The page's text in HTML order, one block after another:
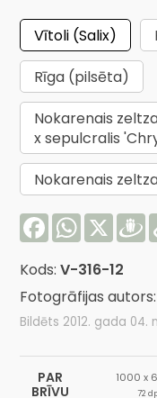
Vītoli (Salix)
Rīga (pilsēta)
Nokarenais
x sepulcralis
Nokarenais
FacebookWhatsApp
X
Kods:V-316-12
Fotogrāfijas
Bildēts 2012. gada 04.
PAR
BRĪVU
1000 x
72